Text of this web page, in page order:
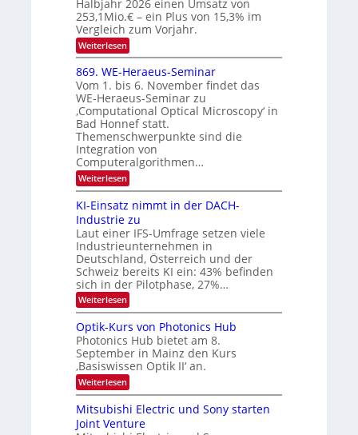
2
0
2
6
e
K
I
m
i
t
d
e
n
k
t
Halbjahr 2026 einen Umsatz von
253,1Mio.€ – ein Plus von 15,3% im
Vergleich zum Vorjahr.
Weiterlesen:
E
x
o
s
e
n
s
m
e
l
d
e
t
s
t
a
r
k
e
s
W
a
c
h
s
t
u
m
i
m
e
s
t
869. WE-Heraeus-Seminar
Vom 1. bis 6. November findet das
WE-Heraeus-Seminar zu
‚Computational Optical Microscopy‘ in
Bad Honnef statt.
Themenschwerpunkte sind die
Integration von
Computeralgorithmen…
Weiterlesen:
8
9
.
W
E
-
H
e
r
a
e
u
s
-
S
e
m
i
a
r
KI-Einsatz nimmt in der DACH-
Industrie zu
Laut einer IFS-Umfrage setzen viele
Industrieunternehmen in
Deutschland, Österreich und der
Schweiz bereits KI ein: 43% befinden
sich in der Pilotphase, 27%…
Weiterlesen:
K
-
E
i
n
s
a
t
z
n
Optik-Kurs von Photonics Hub
Photonics Hub bietet am 8.
September in Mainz den Kurs
‚Basiswissen Optik II‘ an.
Weiterlesen:
O
p
t
i
Mitsubishi Electric und Sony starten
Joint Venture